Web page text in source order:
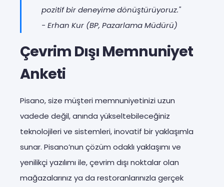
pozitif bir deneyime dönüştürüyoruz."
- Erhan Kur (BP, Pazarlama Müdürü)
Çevrim Dışı Memnuniyet
Anketi
Pisano, size müşteri memnuniyetinizi uzun
vadede değil, anında yükseltebileceğiniz
teknolojileri ve sistemleri, inovatif bir yaklaşımla
sunar. Pisano’nun çözüm odaklı yaklaşımı ve
yenilikçi yazılımı ile, çevrim dışı noktalar olan
mağazalarınız ya da restoranlarınızla gerçek